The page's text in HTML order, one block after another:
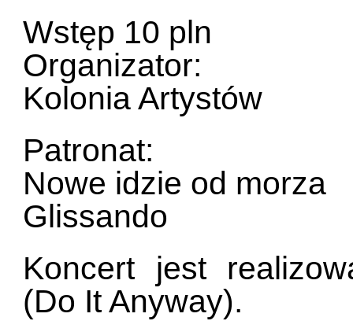
Wstęp 10 pln
Organizator:
Kolonia Artystów
Patronat:
Nowe idzie od morza
Glissando
Koncert jest
(Do It Anyway).